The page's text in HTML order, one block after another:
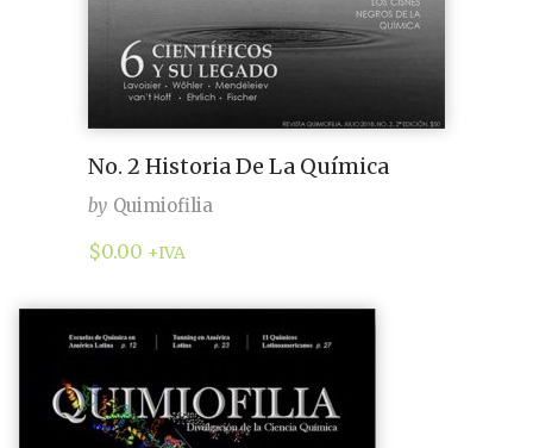
No. 2 Historia De La Química
by Quimiofilia
$0.00 +IVA